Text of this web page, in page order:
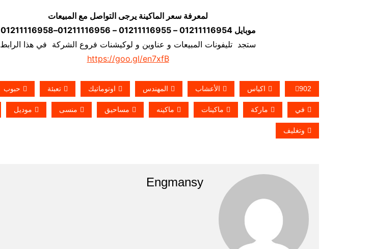
لمعرفة سعر الماكينة يرجى التواصل مع المبيعات
موبايل 01211116954 – 01211116955 – 01211116956–01211116958
ستجد تليفونات المبيعات و عناوين و لوكيشنات فروع الشركة في هذا الرابط
https://goo.gl/en7xfB
902 اكياس الأعشاب المهندس اوتوماتيك تعبئة حبوب
في ماركة ماكينات ماكينه مساحيق منسى موديل
وتغليف
Engmansy